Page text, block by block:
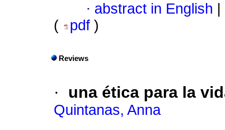
· abstract in English
(
pdf )
Reviews
· una ética para la
Quintanas, Anna